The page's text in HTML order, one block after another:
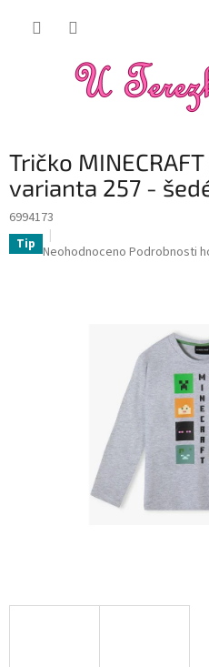
Tričko
varianta 257 -
6994173
Tip Průměrné
Neohodnoceno Podrobnosti